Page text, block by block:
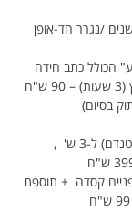
ילד בכסא תינוק גיל 1-3 שנים /נגרר חד-אופן
הכולל כתב חידה
ומפת ניווט מהכפר אל הקיבוץ (3 שעות) – 90 ש"ח
בסיום)
המחיר לזוג כולל אופניים (או טנדם) ל-3 ש'  ,
3+ כולל אופניים קסדה  + תוספת